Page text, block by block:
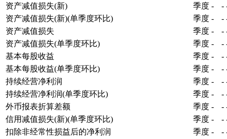
资产减值损失(新)
季度 - -
资产减值损失(新)(单季度环比)
季度 - -
资产减值损失
季度 - -
资产减值损失(单季度环比)
季度 - -
基本每股收益
季度 - -
基本每股收益(单季度环比)
季度 - -
持续经营净利润
季度 - -
持续经营净利润(单季度环比)
季度 - -
外币报表折算差额
季度 - -
信用减值损失(新)(单季度环比)
季度 - -
扣除非经常性损益后的净利润
季度 - -